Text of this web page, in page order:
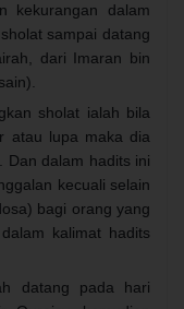
kekurangan dalam
sampai datang
dari Imaran bin
sholat ialah bila
atau lupa maka dia
Dan dalam hadits ini
kecuali selain
bagi orang yang
kalimat hadits
datang pada hari